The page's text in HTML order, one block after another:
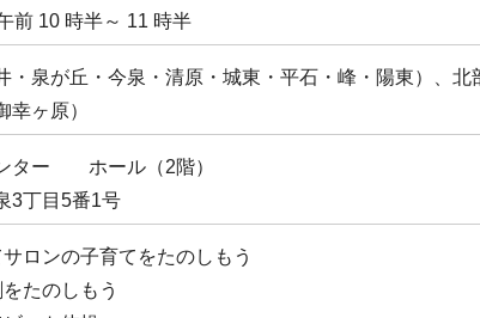
前 10 時半～ 11 時半
・泉が丘・今泉・清原・城東・平石・峰・陽東）、北
幸ヶ原）
ター ホール（2階）
3丁目5番1号
ロンの子育てをたのしもう
たのしもう